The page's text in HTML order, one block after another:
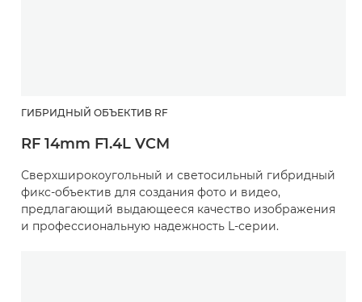
ГИБРИДНЫЙ ОБЪЕКТИВ RF
RF 14mm F1.4L VCM
Сверхширокоугольный и светосильный гибридный
фикс-объектив для создания фото и видео,
предлагающий выдающееся качество изображения
и профессиональную надежность L-серии.